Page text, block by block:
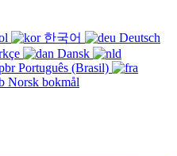
한국어
Deutsch
Dansk
Português (Brasil)
Norsk bokmål